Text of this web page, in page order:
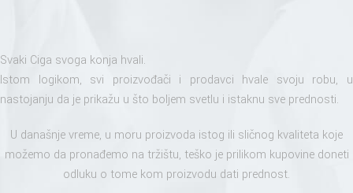
Svaki Ciga svoga konja hvali.
Istom logikom, svi proizvođači i prodavci hvale svoju robu, u
nastojanju da je prikažu u što boljem svetlu i istaknu sve prednosti.
U današnje vreme, u moru proizvoda istog ili sličnog kvaliteta koje
možemo da pronađemo na tržištu, teško je prilikom kupovine doneti
odluku o tome kom proizvodu dati prednost.